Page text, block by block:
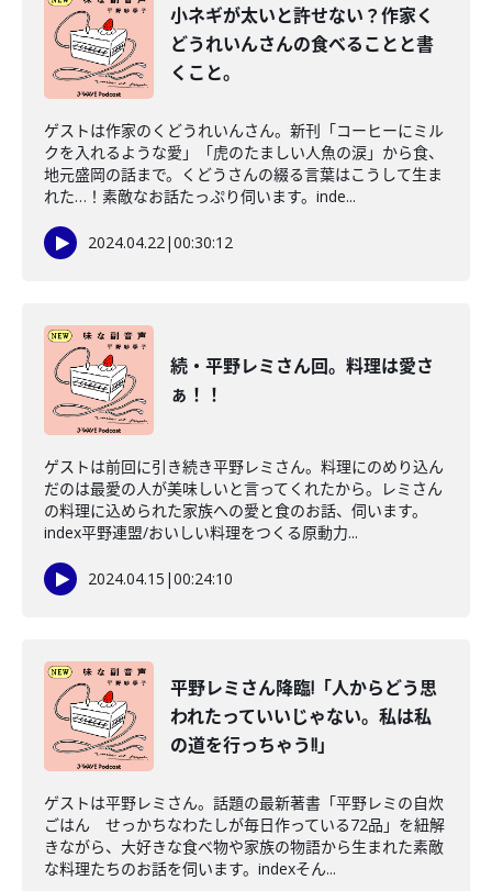
小ネギが太いと許せない？作家く
どうれいんさんの食べることと書
くこと。
ゲストは作家のくどうれいんさん。新刊「コーヒーにミル
クを入れるような愛」「虎のたましい人魚の涙」から食、
地元盛岡の話まで。くどうさんの綴る言葉はこうして生ま
れた…！素敵なお話たっぷり伺います。inde...
2024.04.22|00:30:12
続・平野レミさん回。料理は愛さ
ぁ！！
ゲストは前回に引き続き平野レミさん。料理にのめり込ん
だのは最愛の人が美味しいと言ってくれたから。レミさん
の料理に込められた家族への愛と食のお話、伺います。
index平野連盟/おいしい料理をつくる原動力...
2024.04.15 |00:24:10
平野レミさん降臨!「人からどう思
われたっていいじゃない。私は私
の道を行っちゃう!!」
ゲストは平野レミさん。話題の最新著書「平野レミの自炊
ごはん せっかちなわたしが毎日作っている72品」を紐解
きながら、大好きな食べ物や家族の物語から生まれた素敵
な料理たちのお話を伺います。indexそん...